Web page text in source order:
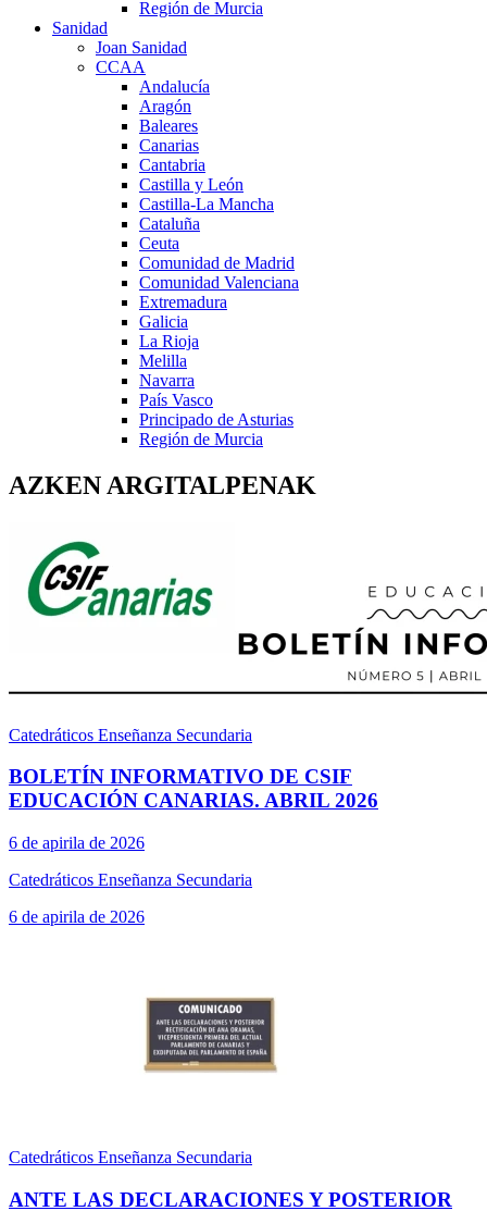
Región de Murcia
Sanidad
Joan Sanidad
CCAA
Andalucía
Aragón
Baleares
Canarias
Cantabria
Castilla y León
Castilla-La Mancha
Cataluña
Ceuta
Comunidad de Madrid
Comunidad Valenciana
Extremadura
Galicia
La Rioja
Melilla
Navarra
País Vasco
Principado de Asturias
Región de Murcia
AZKEN ARGITALPENAK
Catedráticos Enseñanza Secundaria
BOLETÍN INFORMATIVO DE CSIF
EDUCACIÓN CANARIAS. ABRIL 2026
6 de apirila de 2026
Catedráticos Enseñanza Secundaria
6 de apirila de 2026
Catedráticos Enseñanza Secundaria
ANTE LAS DECLARACIONES Y POSTERIOR